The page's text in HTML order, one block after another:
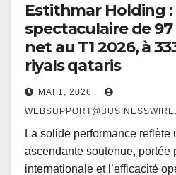
Estithmar Holding
spectaculaire de
net au T1 2026, à
riyals qataris
MAI 1, 2026
La solide performance reflète
ascendante soutenue, portée
internationale et l’efficacité